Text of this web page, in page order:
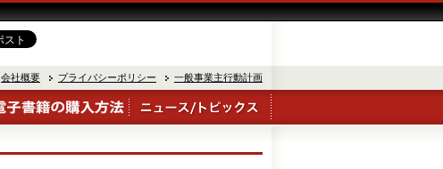
会社概要 プライバシーポリシー 一般事業主行動計画